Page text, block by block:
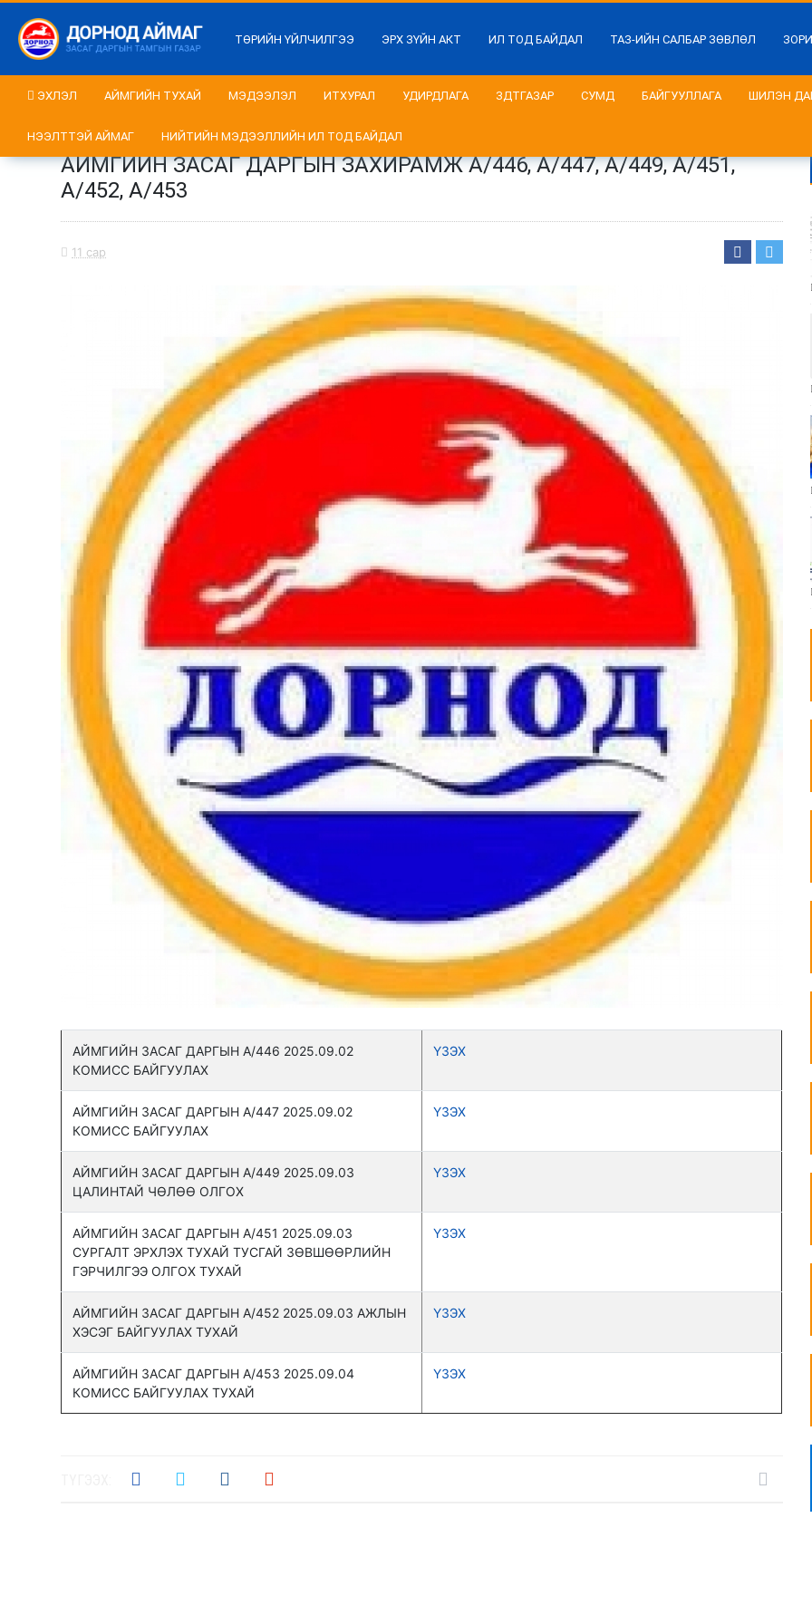
ТӨРИЙН ҮЙЛЧИЛГЭЭ ЭРХ ЗҮЙН АКТ ИЛ ТОД БАЙДАЛ ТАЗ-ИЙН САЛБАР ЗӨВЛӨЛ
ЭХЛЭЛ АЙМГИЙН ТУХАЙ МЭДЭЭЛЭЛ ИТХУРАЛ УДИРДЛАГА ЗДТГАЗАР СУМД БАЙГУУЛЛАГА ШИЛЭН
НЭЭЛТТЭЙ АЙМАГ НИЙТИЙН МЭДЭЭЛЛИЙН ИЛ ТОД БАЙДАЛ
АЙМГИЙН ЗАСАГ ДАРГЫН ЗАХИРАМЖ А/446, А/447, А/449, А/451,
А/452, А/453
11 сар
АЙМГИЙН ЗАСАГ ДАРГЫН А/446 2025.09.02
КОМИСС БАЙГУУЛАХ
ҮЗЭХ
АЙМГИЙН ЗАСАГ ДАРГЫН А/447 2025.09.02
КОМИСС БАЙГУУЛАХ
ҮЗЭХ
АЙМГИЙН ЗАСАГ ДАРГЫН А/449 2025.09.03
ЦАЛИНТАЙ ЧӨЛӨӨ ОЛГОХ
ҮЗЭХ
АЙМГИЙН ЗАСАГ ДАРГЫН А/451 2025.09.03
СУРГАЛТ ЭРХЛЭХ ТУХАЙ ТУСГАЙ ЗӨВШӨӨРЛИЙН
ГЭРЧИЛГЭЭ ОЛГОХ ТУХАЙ
ҮЗЭХ
АЙМГИЙН ЗАСАГ ДАРГЫН А/452 2025.09.03 АЖЛЫН
ХЭСЭГ БАЙГУУЛАХ ТУХАЙ
ҮЗЭХ
АЙМГИЙН ЗАСАГ ДАРГЫН А/453 2025.09.04
КОМИСС БАЙГУУЛАХ ТУХАЙ
ҮЗЭХ